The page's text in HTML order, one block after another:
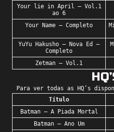
Your lie in April – Vol.1
ao 6
Your Name – Completo
YuYu Hakusho – Nova Ed –
Completo
Zetman – Vol.1
Para ver todas as HQ’s
Título
Batman – A Piada Mortal
Batman – Ano Um